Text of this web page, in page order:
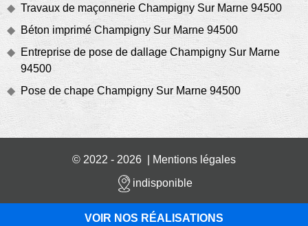
Travaux de maçonnerie Champigny Sur Marne 94500
Béton imprimé Champigny Sur Marne 94500
Entreprise de pose de dallage Champigny Sur Marne
94500
Pose de chape Champigny Sur Marne 94500
© 2022 - 2026 | Mentions légales
indisponible
VOIR NOS RÉALISATIONS